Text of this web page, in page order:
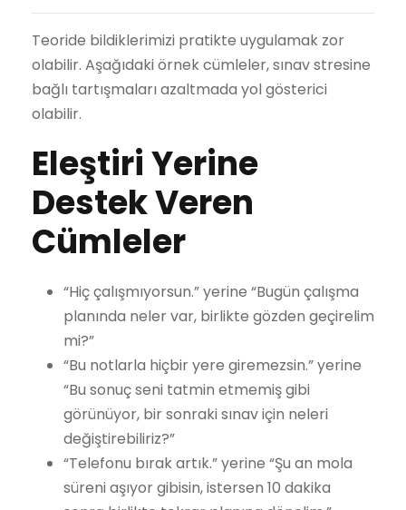
Teoride bildiklerimizi pratikte uygulamak zor
olabilir. Aşağıdaki örnek cümleler, sınav stresine
bağlı tartışmaları azaltmada yol gösterici
olabilir.
Eleştiri Yerine
Destek Veren
Cümleler
“Hiç çalışmıyorsun.” yerine “Bugün çalışma
planında neler var, birlikte gözden geçirelim
mi?”
“Bu notlarla hiçbir yere giremezsin.” yerine
“Bu sonuç seni tatmin etmemiş gibi
görünüyor, bir sonraki sınav için neleri
değiştirebiliriz?”
“Telefonu bırak artık.” yerine “Şu an mola
süreni aşıyor gibisin, istersen 10 dakika